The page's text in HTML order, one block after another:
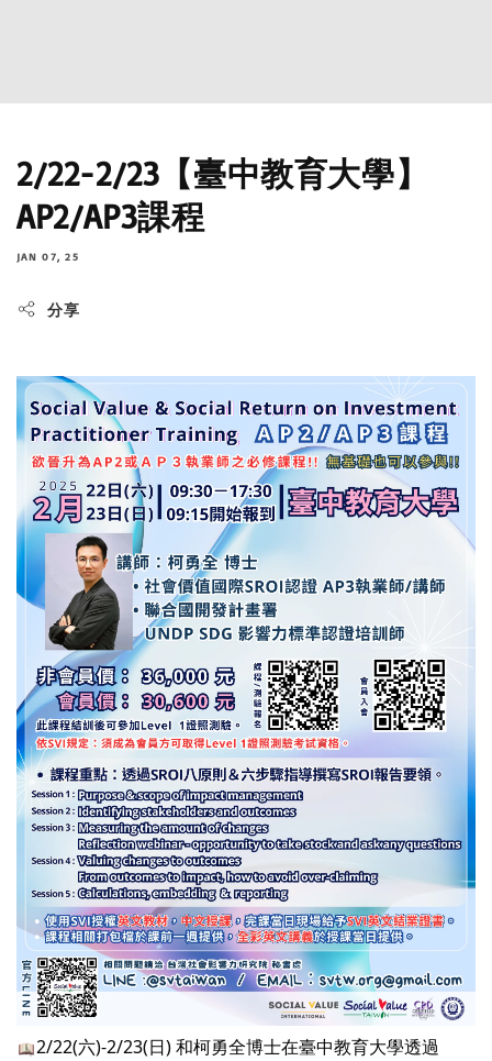
2/22-2/23【臺中教育大學】
AP2/AP3課程
JAN 07, 25
分享
2/22(六)-2/23(日) 和柯勇全博士在臺中教育大學透過